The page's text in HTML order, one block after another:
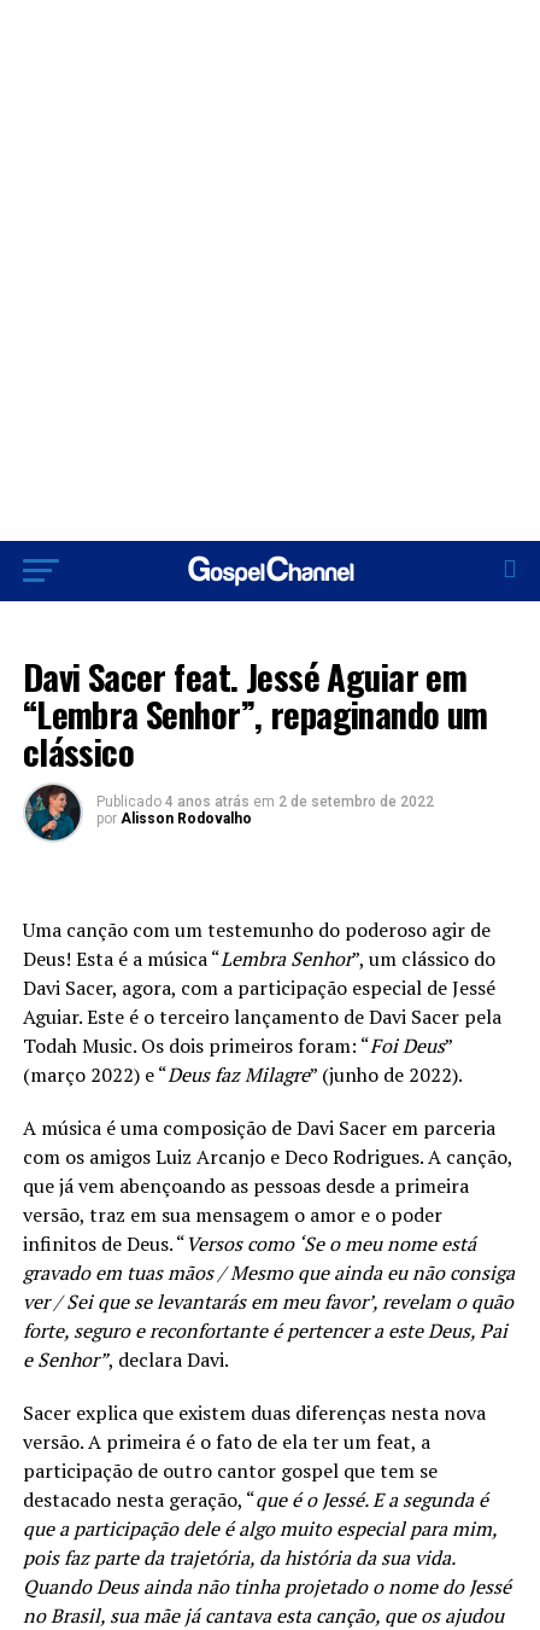
Davi Sacer feat. Jessé Aguiar em
“Lembra Senhor”, repaginando um
clássico
Publicado 4 anos atrás em 2 de setembro de 2022
por Alisson Rodovalho
Uma canção com um testemunho do poderoso agir de
Deus! Esta é a música “Lembra Senhor”, um clássico do
Davi Sacer, agora, com a participação especial de Jessé
Aguiar. Este é o terceiro lançamento de Davi Sacer pela
Todah Music. Os dois primeiros foram: “Foi Deus”
(março 2022) e “Deus faz Milagre” (junho de 2022).
A música é uma composição de Davi Sacer em parceria
com os amigos Luiz Arcanjo e Deco Rodrigues. A canção,
que já vem abençoando as pessoas desde a primeira
versão, traz em sua mensagem o amor e o poder
infinitos de Deus. “Versos como ‘Se o meu nome está
gravado em tuas mãos / Mesmo que ainda eu não consiga
ver / Sei que se levantarás em meu favor’, revelam o quão
forte, seguro e reconfortante é pertencer a este Deus, Pai
e Senhor”, declara Davi.
Sacer explica que existem duas diferenças nesta nova
versão. A primeira é o fato de ela ter um feat, a
participação de outro cantor gospel que tem se
destacado nesta geração, “que é o Jessé. E a segunda é
que a participação dele é algo muito especial para mim,
pois faz parte da trajetória, da história da sua vida.
Quando Deus ainda não tinha projetado o nome do Jessé
no Brasil, sua mãe já cantava esta canção, que os ajudou